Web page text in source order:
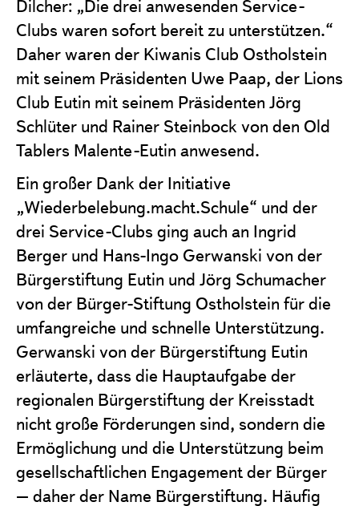
Dilcher: „Die drei anwesenden Service-
Clubs waren sofort bereit zu unterstützen.“
Daher waren der Kiwanis Club Ostholstein
mit seinem Präsidenten Uwe Paap, der Lions
Club Eutin mit seinem Präsidenten Jörg
Schlüter und Rainer Steinbock von den Old
Tablers Malente-Eutin anwesend.
Ein großer Dank der Initiative
„Wiederbelebung.macht.Schule“ und der
drei Service-Clubs ging auch an Ingrid
Berger und Hans-Ingo Gerwanski von der
Bürgerstiftung Eutin und Jörg Schumacher
von der Bürger-Stiftung Ostholstein für die
umfangreiche und schnelle Unterstützung.
Gerwanski von der Bürgerstiftung Eutin
erläuterte, dass die Hauptaufgabe der
regionalen Bürgerstiftung der Kreisstadt
nicht große Förderungen sind, sondern die
Ermöglichung und die Unterstützung beim
gesellschaftlichen Engagement der Bürger
– daher der Name Bürgerstiftung. Häufig